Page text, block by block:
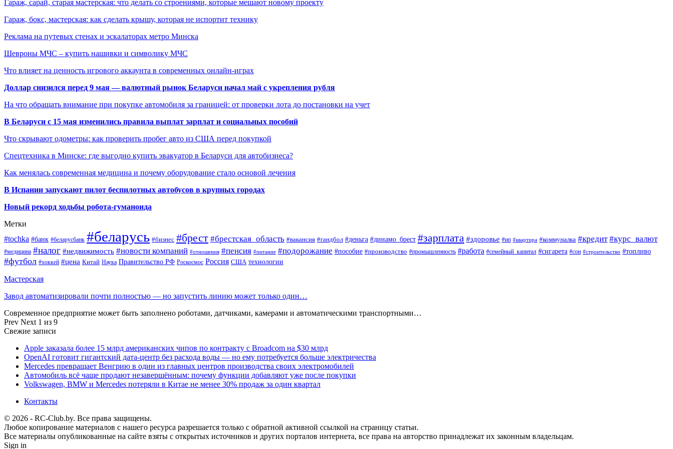
Гараж, сарай, старая мастерская: что делать со строениями, которые мешают новому проекту
Гараж, бокс, мастерская: как сделать крышу, которая не испортит технику
Реклама на путевых стенах и эскалаторах метро Минска
Шевроны МЧС – купить нашивки и символику МЧС
Что влияет на ценность игрового аккаунта в современных онлайн-играх
Доллар снизился перед 9 мая — валютный рынок Беларуси начал май с укрепления рубля
На что обращать внимание при покупке автомобиля за границей: от проверки лота до постановки на учет
В Беларуси с 15 мая изменились правила выплат зарплат и социальных пособий
Что скрывают одометры: как проверить пробег авто из США перед покупкой
Спецтехника в Минске: где выгодно купить эвакуатор в Беларуси для автобизнеса?
Как менялась современная медицина и почему оборудование стало основой лечения
В Испании запускают пилот беспилотных автобусов в крупных городах
Новый рекорд ходьбы робота-гуманоида
Метки
#tochka #банк #беларусбанк #беларусь #бизнес #брест #брестская_область #вакансия #гандбол #деньга #динамо_брест #зарплата #здоровье #ип #квартира #коммуналка #кредит #курс_валют
#медицина #налог #недвижимость #новости компаний #отношения #пенсия #питание #подорожание #пособие #производство #промышленность #работа #семейный_капитал #сигарета #сон #строительство #топливо
#футбол #хоккей #цена Китай Наука Правительство РФ Роскосмос Россия США технологии
Мастерская
Завод автоматизировали почти полностью — но запустить линию может только один…
Современное предприятие может быть заполнено роботами, датчиками, камерами и автоматическими транспортными…
Prev Next 1 из 9
Свежие записи
Apple заказала более 15 млрд американских чипов по контракту с Broadcom на $30 млрд
OpenAI готовит гигантский дата-центр без расхода воды — но ему потребуется больше электричества
Mercedes превращает Венгрию в один из главных центров производства своих электромобилей
Автомобиль всё чаще продают незавершённым: почему функции добавляют уже после покупки
Volkswagen, BMW и Mercedes потеряли в Китае не менее 30% продаж за один квартал
Контакты
© 2026 - RC-Club.by. Все права защищены.
Любое копирование материалов с нашего ресурса разрешается только с обратной активной ссылкой на страницу статьи.
Все материалы опубликованные на сайте взяты с открытых источников и других порталов интернета, все права на авторство принадлежат их законным владельцам.
Sign in